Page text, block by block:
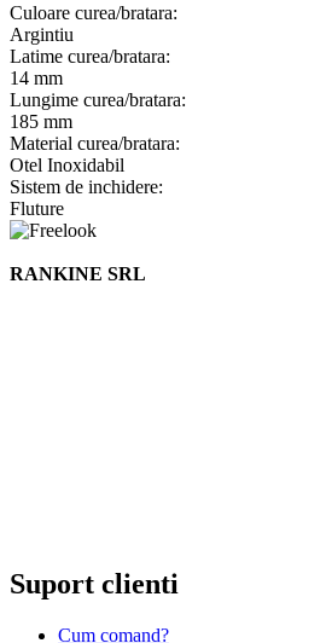
Culoare curea/bratara:
Argintiu
Latime curea/bratara:
14 mm
Lungime curea/bratara:
185 mm
Material curea/bratara:
Otel Inoxidabil
Sistem de inchidere:
Fluture
RANKINE SRL
Suport clienti
Cum comand?